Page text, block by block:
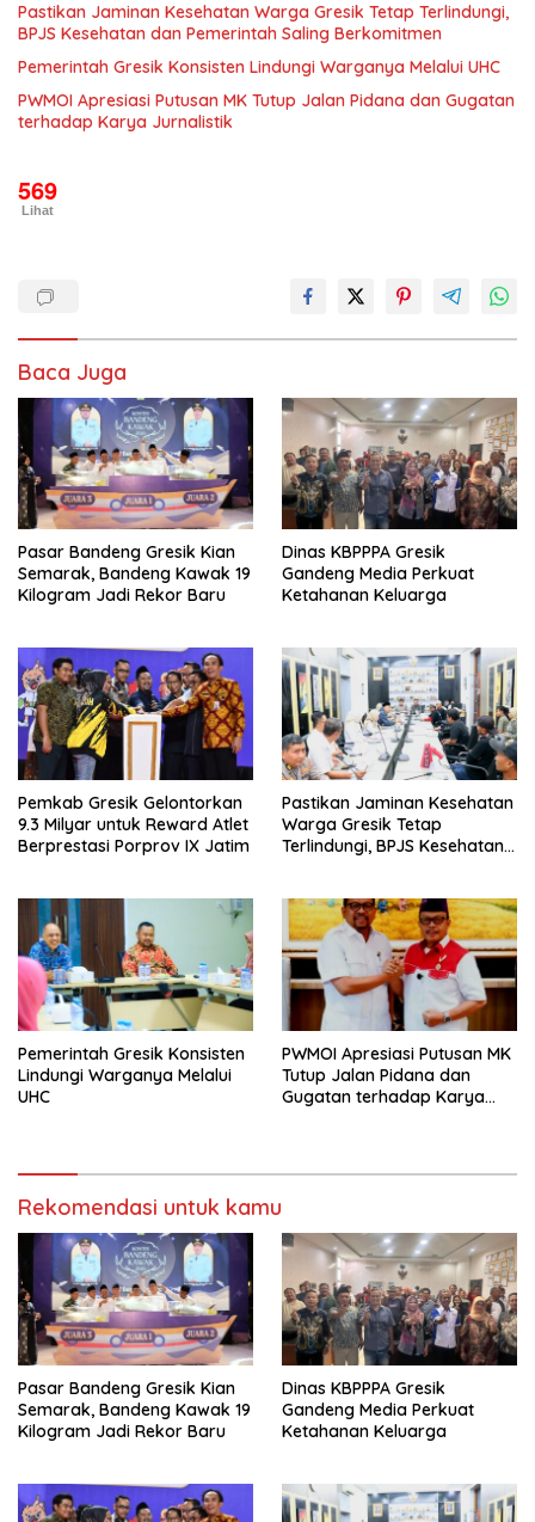
Pastikan Jaminan Kesehatan Warga Gresik Tetap Terlindungi,
BPJS Kesehatan dan Pemerintah Saling Berkomitmen
Pemerintah Gresik Konsisten Lindungi Warganya Melalui UHC
PWMOI Apresiasi Putusan MK Tutup Jalan Pidana dan Gugatan
terhadap Karya Jurnalistik
569
Lihat
Baca Juga
Pasar Bandeng Gresik Kian
Semarak, Bandeng Kawak 19
Kilogram Jadi Rekor Baru
Dinas KBPPPA Gresik
Gandeng Media Perkuat
Ketahanan Keluarga
Pemkab Gresik Gelontorkan
9.3 Milyar untuk Reward Atlet
Berprestasi Porprov IX Jatim
Pastikan Jaminan Kesehatan
Warga Gresik Tetap
Terlindungi, BPJS Kesehatan
Pemerintah Gresik Konsisten
Lindungi Warganya Melalui
UHC
PWMOI Apresiasi Putusan MK
Tutup Jalan Pidana dan
Gugatan terhadap Karya
Rekomendasi untuk kamu
Pasar Bandeng Gresik Kian
Semarak, Bandeng Kawak 19
Kilogram Jadi Rekor Baru
Dinas KBPPPA Gresik
Gandeng Media Perkuat
Ketahanan Keluarga